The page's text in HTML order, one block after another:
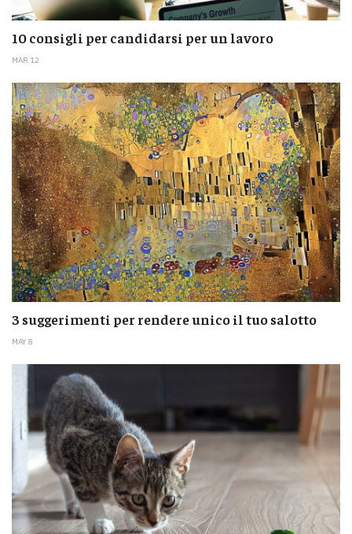
10 consigli per candidarsi per un lavoro
MAR 12
3 suggerimenti per rendere unico il tuo salotto
MAY 8